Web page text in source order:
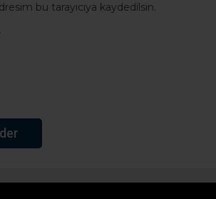
bu tarayıcıya kaydedilsin.